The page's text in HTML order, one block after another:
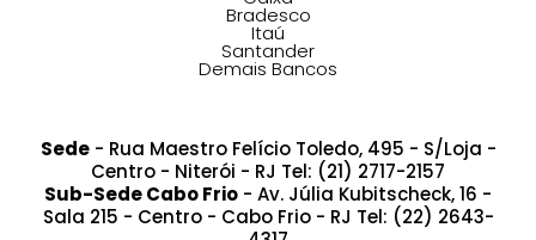
Bradesco
Itaú
Santander
Demais Bancos
Sede- Rua Maestro Felício Toledo, 495 - S/Loja -
Centro - Niterói - RJ Tel: (21) 2717-2157
Sub-Sede Cabo Frio - Av. Júlia Kubitscheck, 16 -
Sala 215 - Centro - Cabo Frio - RJ Tel: (22) 2643-